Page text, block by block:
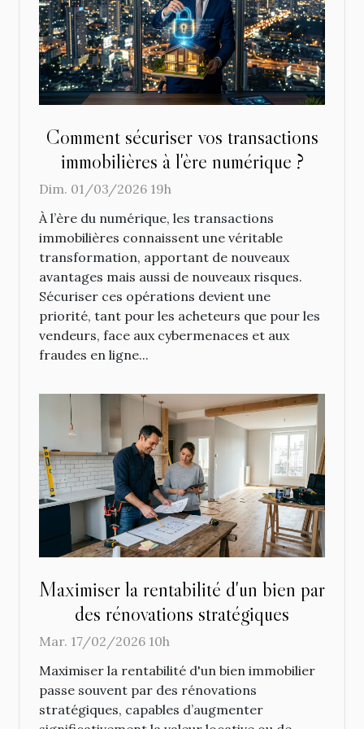
Comment sécuriser vos transactions
immobilières à l'ère numérique ?
Dim. 01/03/2026 19h
À l’ère du numérique, les transactions
immobilières connaissent une véritable
transformation, apportant de nouveaux
avantages mais aussi de nouveaux risques.
Sécuriser ces opérations devient une
priorité, tant pour les acheteurs que pour les
vendeurs, face aux cybermenaces et aux
fraudes en ligne...
Maximiser la rentabilité d'un bien par
des rénovations stratégiques
Mar. 17/02/2026 10h
Maximiser la rentabilité d'un bien immobilier
passe souvent par des rénovations
stratégiques, capables d’augmenter